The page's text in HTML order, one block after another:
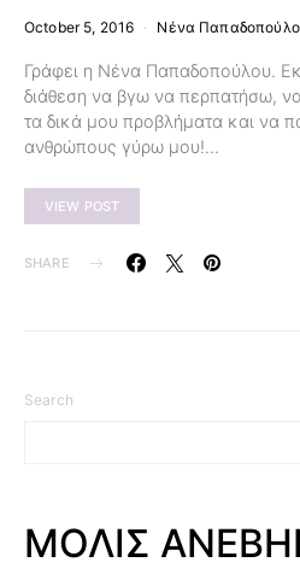
October 5, 2016 Νένα
Γράφει η Νένα Παπαδοπούλου.
διάθεση να βγω να περπατήσω,
τα δικά μου προβλήματα και να
ανθρώπους γύρω μου!…
VIEW POST
SHARE
Search
ΜΟΛΙΣ